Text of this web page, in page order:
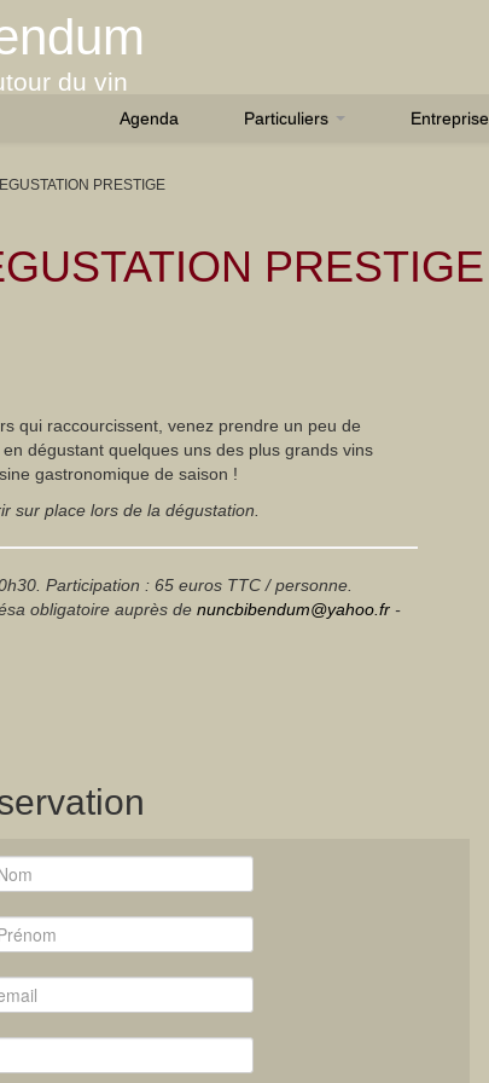
du vin
Agenda Particuliers Entreprise
PRESTIGE
PRESTIGE
qui raccourcissent, venez prendre un peu de
dégustant quelques uns des plus grands vins
gastronomique de saison !
sur place lors de la dégustation.
Participation : 65 euros TTC / personne.
obligatoire auprès de nuncbibendum@yahoo.fr -